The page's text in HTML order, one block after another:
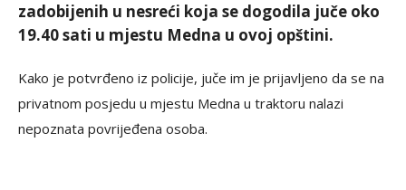
zadobijenih u nesreći koja se dogodila juče oko
19.40 sati u mjestu Medna u ovoj opštini.
Kako je potvrđeno iz policije, juče im je prijavljeno da se na
privatnom posjedu u mjestu Medna u traktoru nalazi
nepoznata povrijeđena osoba.